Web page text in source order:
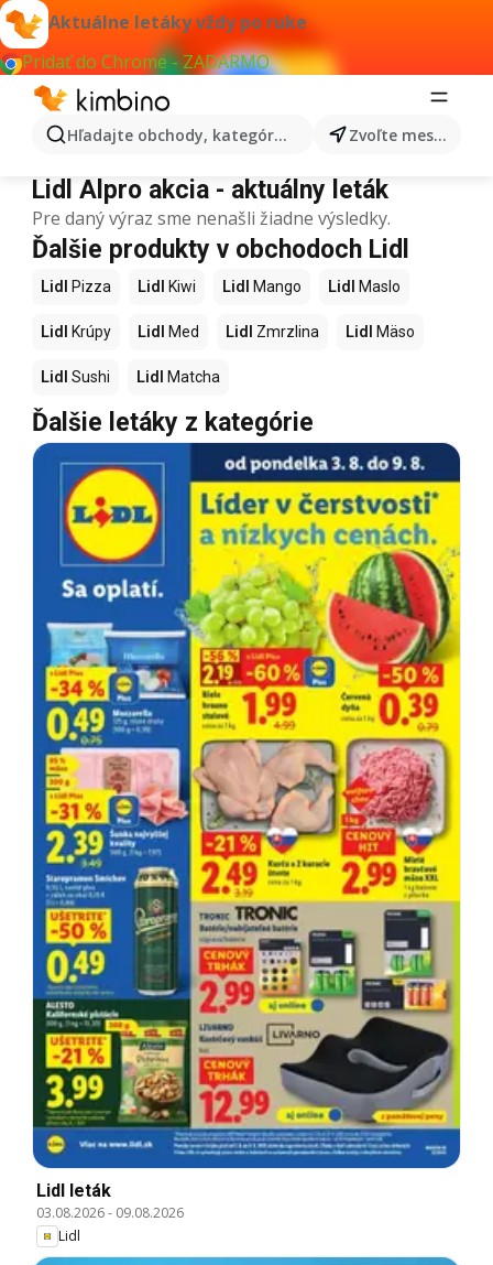
Aktuálne letáky vždy po ruke
Pridať do Chrome - ZADARMO
Hľadajte obchody, kategórie, produkty... Zvoľte mesto
Lidl Alpro
Lidl Alpro akcia - aktuálny leták
Pre daný výraz sme nenašli žiadne výsledky.
Ďalšie produkty v obchodoch Lidl
Lidl Pizza Lidl Kiwi Lidl Mango Lidl Maslo
Lidl Krúpy Lidl Med Lidl Zmrzlina Lidl Mäso
Lidl Sushi Lidl Matcha
Ďalšie letáky z kategórie
Lidl leták
03.08.2026- 09.08.2026
Lidl